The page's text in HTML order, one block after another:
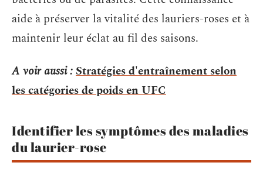
aide à préserver la vitalité des lauriers-roses et à
maintenir leur éclat au fil des saisons.
A voir aussi :Stratégies d'entraînement selon
les catégories de poids en UFC
Identifier les symptômes des maladies
du laurier-rose